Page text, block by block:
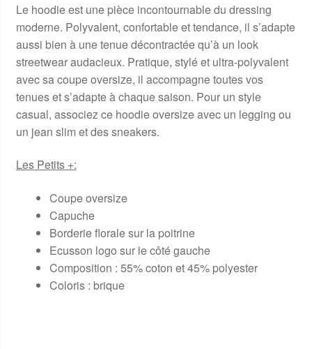
Le hoodie est une pièce incontournable du dressing
moderne. Polyvalent, confortable et tendance, il s’adapte
aussi bien à une tenue décontractée qu’à un look
streetwear audacieux. Pratique, stylé et ultra-polyvalent
avec sa coupe oversize, il accompagne toutes vos
tenues et s’adapte à chaque saison. Pour un style
casual, associez ce hoodie oversize avec un legging ou
un jean slim et des sneakers.
Les Petits +:
Coupe oversize
Capuche
Borderie florale sur la poitrine
Ecusson logo sur le côté gauche
Composition : 55% coton et 45% polyester
Coloris : brique